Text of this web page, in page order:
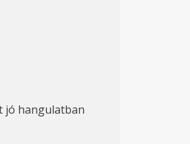
jó hangulatban